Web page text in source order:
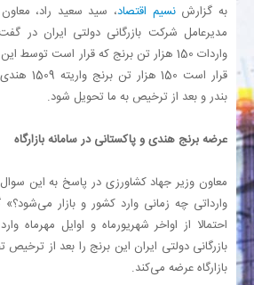
انرژی
اقتصاد
خانه
به گزارش نسیم اقتصاد، سید سعید راد،
مدیرعامل شرکت بازرگانی دولتی ایران در
واردات 150 هزار تن برنج که قرار است
بندر و بعد از ترخیص به ما تحویل شود.
عرضه برنج هندی و پاکستانی در سامانه بازارگاه
وارداتی چه زمانی وارد کشور و بازار
احتمالا از اواخر شهریورماه و اوایل
بازرگانی دولتی ایران این برنج را بعد از ترخیص
بازارگاه عرضه می‌کند.